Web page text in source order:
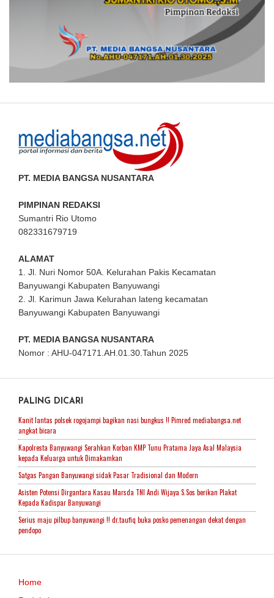
PT. MEDIA BANGSA NUSANTARA
PIMPINAN REDAKSI
Sumantri Rio Utomo
082331679719
ALAMAT
1. Jl. Nuri Nomor 50A. Kelurahan Pakis Kecamatan
Banyuwangi Kabupaten Banyuwangi
2. Jl. Karimun Jawa Kelurahan lateng kecamatan
Banyuwangi Kabupaten Banyuwangi
PT. MEDIA BANGSA NUSANTARA
Nomor : AHU-047171.AH.01.30.Tahun 2025
PALING DICARI
Kanit lantas polsek rogojampi bagikan nasi bungkus !! Pimred mediabangsa.net
angkat bicara
Kapolresta Banyuwangi Serahkan Korban KMP Tunu Pratama Jaya Asal Malaysia
kepada Keluarga untuk Dimakamkan
Satgas Pangan Banyuwangi sidak Pasar Tradisional dan Modern
Asisten Potensi Dirgantara Kasau Marsda TNI Andi Wijaya S.Sos berikan Plakat
Kepada Kadispar Banyuwangi
Serius maju pilbup banyuwangi !! dr.taufiq buka posko pemenangan dekat dengan
pendopo
Home